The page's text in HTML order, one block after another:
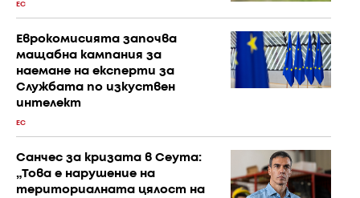
ЕС
Еврокомисията започва
мащабна кампания за
наемане на експерти за
Службата по изкуствен
интелект
ЕС
Санчес за кризата в Сеута:
„Това е нарушение на
териториалната цялост на